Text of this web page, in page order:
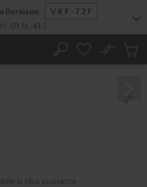
Rechercher
No
la plus puissante